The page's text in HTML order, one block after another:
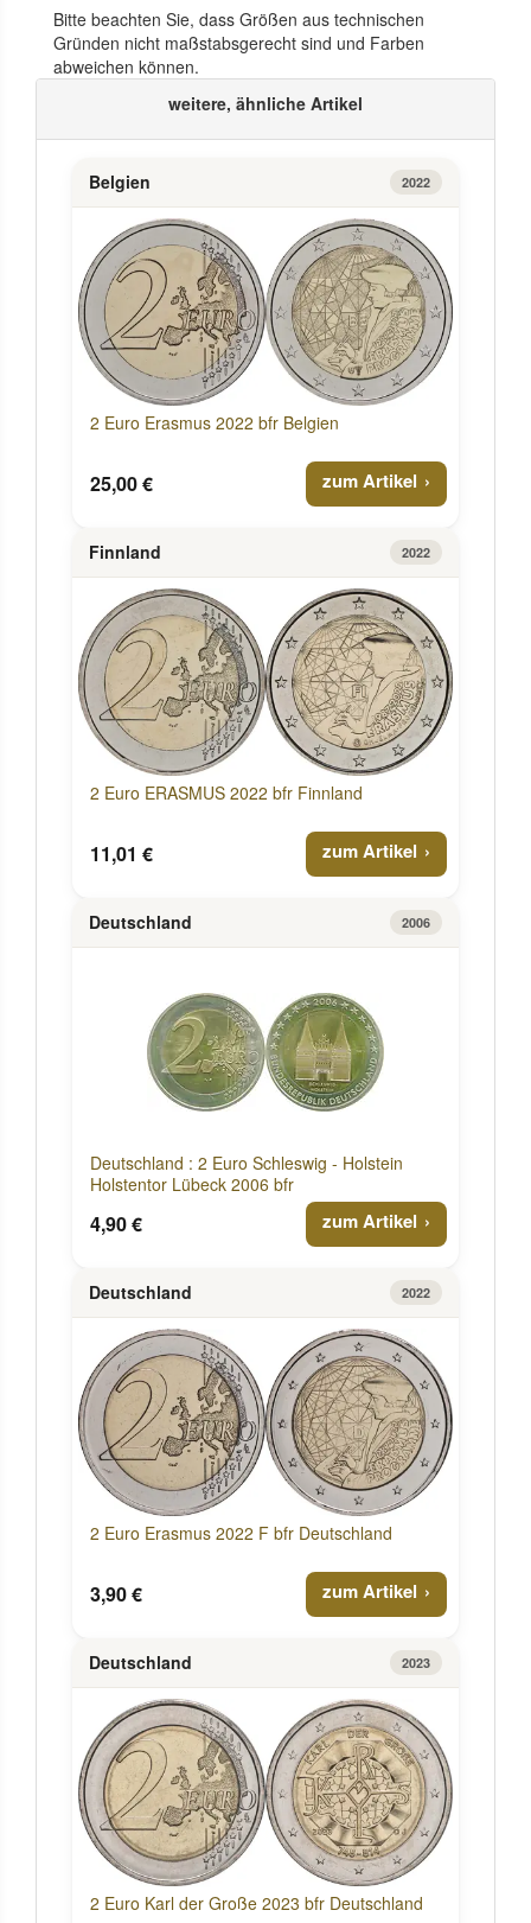
Bitte beachten Sie, dass Größen aus technischen
Gründen nicht maßstabsgerecht sind und Farben
abweichen können.
weitere, ähnliche Artikel
Belgien 2022
2 Euro Erasmus 2022 bfr Belgien
25,00 € zum Artikel
Finnland 2022
2 Euro ERASMUS 2022 bfr Finnland
11,01 € zum Artikel
Deutschland 2006
Deutschland : 2 Euro Schleswig - Holstein
Holstentor Lübeck 2006 bfr
4,90 € zum Artikel
Deutschland 2022
2 Euro Erasmus 2022 F bfr Deutschland
3,90 € zum Artikel
Deutschland 2023
2 Euro Karl der Große 2023 bfr Deutschland